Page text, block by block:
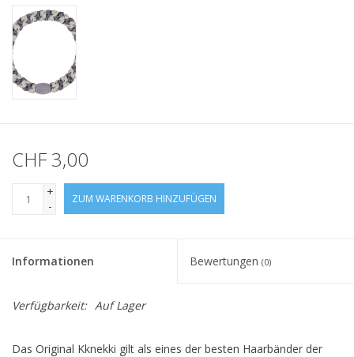
CHF 3,00
+
-
ZUM WARENKORB HINZUFÜGEN
Informationen Bewertungen (0)
Verfügbarkeit: Auf Lager
Das Original Kknekki gilt als eines der besten Haarbänder der